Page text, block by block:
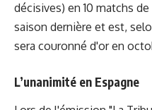
décisives) en 10 matchs
saison dernière et est,
sera couronné d'or en
L’unanimité en Espagne